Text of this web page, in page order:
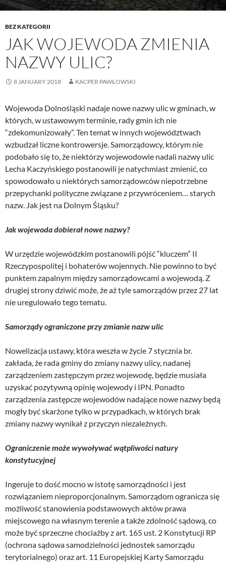
BEZ KATEGORII
JAK WOJEWODA ZMIENIA
NAZWY ULIC?
8 JANUARY 2018 KACPER PAWŁOWSKI
Wojewoda Dolnośląski nadaje nowe nazwy ulic w gminach, w
których, w ustawowym terminie, rady gmin ich nie
“zdekomunizowały”. Ten temat w innych województwach
wzbudzał liczne kontrowersje. Samorządowcy, którym nie
podobało się to, że niektórzy wojewodowie nadali nazwy ulic
Lecha Kaczyńskiego postanowili je natychmiast zmienić, co
spowodowało u niektórych samorządowców niepotrzebne
przepychanki polityczne związane z przywróceniem… starych
nazw. Jak jest na Dolnym Śląsku?
Jak wojewoda dobierał nowe nazwy?
W urzędzie wojewódzkim postanowili pójść “kluczem” II
Rzeczypospolitej i bohaterów wojennych. Nie powinno to być
punktem zapalnym między samorządowcami a wojewodą. Z
drugiej strony dziwić może, że aż tyle samorządów przez 27 lat
nie uregulowało tego tematu.
Samorządy ograniczone przy zmianie nazw ulic
Nowelizacja ustawy, która weszła w życie 7 stycznia br.
zakłada, że rada gminy do zmiany nazwy ulicy, nadanej
zarządzeniem zastępczym przez wojewodę, będzie musiała
uzyskać pozytywną opinię wojewody i IPN. Ponadto
zarządzenia zastępcze wojewodów nadające nowe nazwy będą
mogły być skarżone tylko w przypadkach, w których brak
zmiany nazwy wynikał z przyczyn niezależnych.
Ograniczenie może wywoływać wątpliwości natury
konstytucyjnej
Ingeruje to dość mocno w istotę samorządności i jest
rozwiązaniem nieproporcjonalnym. Samorządom ogranicza się
możliwość stanowienia podstawowych aktów prawa
miejscowego na własnym terenie a także zdolność sądową, co
może być sprzeczne chociażby z art. 165 ust. 2 Konstytucji RP
(ochrona sądowa samodzielności jednostek samorządu
terytorialnego) oraz art. 11 Europejskiej Karty Samorządu